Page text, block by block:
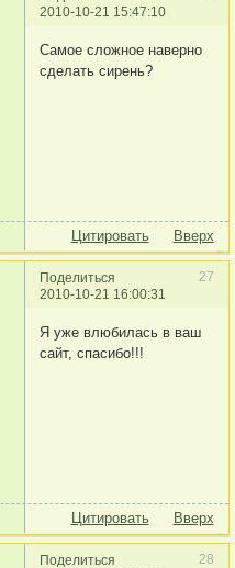
2010-10-21 15:47:10
Самое сложное наверно
сделать сирень?
Цитировать Вверх
Поделиться
27
2010-10-21 16:00:31
Я уже влюбилась в ваш
сайт, спасибо!!!
Цитировать Вверх
Поделиться
28